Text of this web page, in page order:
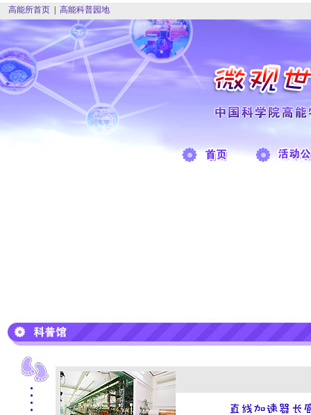
高能所首页 高能科普园地